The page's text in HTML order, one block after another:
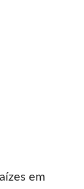
em